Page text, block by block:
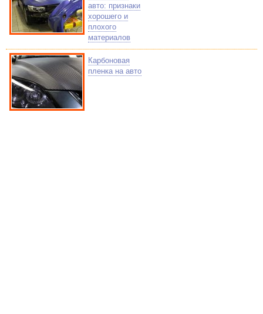
авто: признаки
хорошего и
плохого
материалов
Карбоновая
пленка на авто